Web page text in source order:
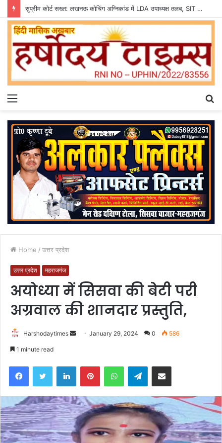
सुप्रीम कोर्ट सख्त: लखनऊ कोचिंग अग्निकांड में LDA उपाध्यक्ष तलब, SIT से मांगी सीलबंद रिपोर्ट
Menu
Home / उत्तर प्रदेश
उत्तर प्रदेश महराजगंज
अयोध्या में सिसवा की बेटी परी
अग्रवाल की शानदार प्रस्तुति,
Harshodaytimes
SendJanuary 29, 2024 0 586
1 minute read
FacebookTwitter LinkedInPinterestWhatsAppTelegramShare via Email